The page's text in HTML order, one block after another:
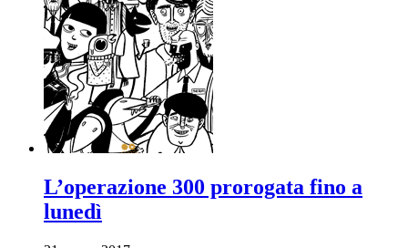
L’operazione 300 prorogata fino a
lunedì